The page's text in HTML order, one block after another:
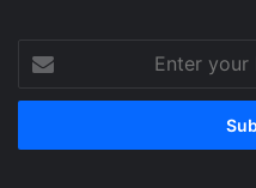
your
Email